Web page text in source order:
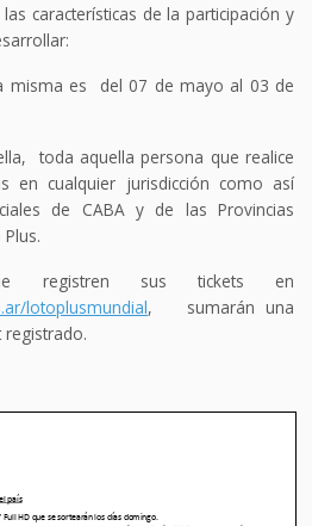
características de la participación y
misma es del 07 de mayo al 03 de
toda aquella persona que realice
en cualquier jurisdicción como así
de CABA y de las Provincias
registren sus tickets en
lotoplusmundial, sumarán una
registrado.